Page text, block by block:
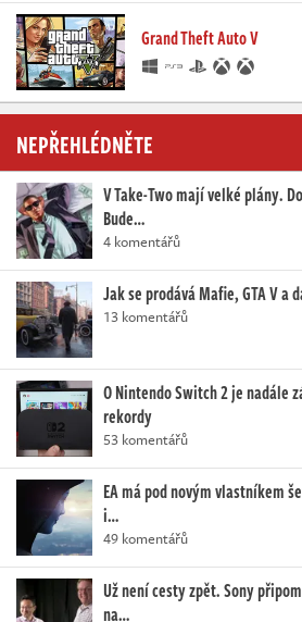
Grand Theft Auto V
NEPŘEHLÉDNĚTE
V Take-Two mají velké plány.
Bude…
4 komentářů
Jak se prodává Mafie, GTA V a
13 komentářů
O Nintendo Switch 2 je nadále
rekordy
53 komentářů
EA má pod novým vlastníkem
i…
49 komentářů
Už není cesty zpět. Sony
na…